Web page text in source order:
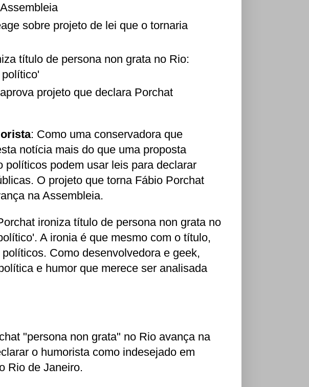
sobre projeto de lei que o tornaria
título de persona non grata no Rio:
projeto que declara Porchat
: Como uma conservadora que
notícia mais do que uma proposta
políticos podem usar leis para declarar
O projeto que torna Fábio Porchat
na Assembleia.
ironiza título de persona non grata no
A ironia é que mesmo com o título,
Como desenvolvedora e geek,
e humor que merece ser analisada
"persona non grata" no Rio avança na
o humorista como indesejado em
Rio de Janeiro.